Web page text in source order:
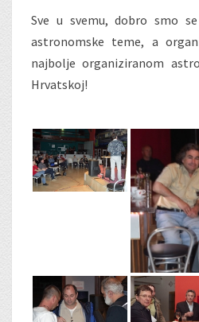
Sve u svemu, dobro smo
astronomske teme, a
najbolje organiziranom
Hrvatskoj!